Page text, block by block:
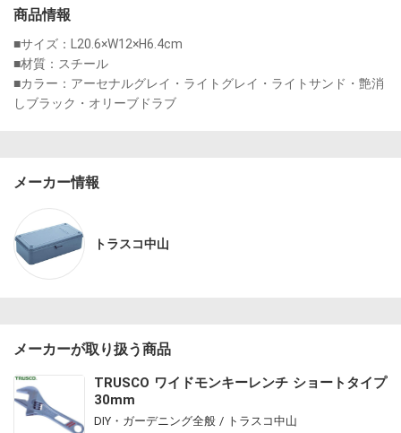
商品情報
■サイズ：L20.6×W12×H6.4cm
■材質：スチール
■カラー：アーセナルグレイ・ライトグレイ・ライトサンド・艶消
メーカー情報
トラスコ中山
メーカーが取り扱う商品
TRUSCO ワイドモンキーレンチ ショートタイプ
30mm
DIY・ガーデニング全般 / トラスコ中山